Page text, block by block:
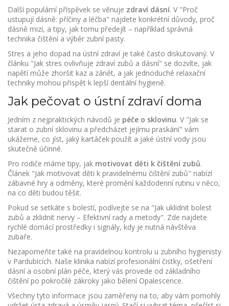
Další populární příspěvek se věnuje zdraví dásní. V "Proč
ustupují dásně: příčiny a léčba" najdete konkrétní důvody, proč
dásně mizí, a tipy, jak tomu předejít – například správná
technika čištění a výběr zubní pasty.
Stres a jeho dopad na ústní zdraví je také často diskutovaný. V
článku "Jak stres ovlivňuje zdraví zubů a dásní" se dozvíte, jak
napětí může zhoršit kaz a zánět, a jak jednoduché relaxační
techniky mohou přispět k lepší dentální hygieně.
Jak pečovat o ústní zdraví doma
Jedním z nejpraktických návodů je péče o sklovinu. V "Jak se
starat o zubní sklovinu a předcházet jejímu praskání" vám
ukážeme, co jíst, jaký kartáček použít a jaké ústní vody jsou
skutečně účinné.
Pro rodiče máme tipy, jak motivovat děti k čištění zubů.
Článek "Jak motivovat děti k pravidelnému čištění zubů" nabízí
zábavné hry a odměny, které promění každodenní rutinu v něco,
na co děti budou těšit.
Pokud se setkáte s bolestí, podívejte se na "Jak uklidnit bolest
zubů a zklidnit nervy – Efektivní rady a metody". Zde najdete
rychlé domácí prostředky i signály, kdy je nutná návštěva
zubaře.
Nezapomeňte také na pravidelnou kontrolu u zubního hygienisty
v Pardubicích. Naše klinika nabízí profesionální čistky, ošetření
dásní a osobní plán péče, který vás provede od základního
čištění po pokročilé zákroky jako bělení Opalescence.
Všechny tyto informace jsou zaměřeny na to, aby vám pomohly